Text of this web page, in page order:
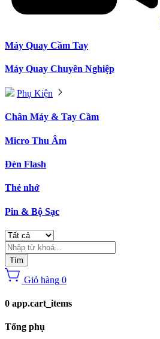
Máy Quay Cầm Tay
Máy Quay Chuyên Nghiệp
Phụ Kiện
Chân Máy & Tay Cầm
Micro Thu Âm
Đèn Flash
Thẻ nhớ
Pin & Bộ Sạc
Tìm
Giỏ hàng 0
0 app.cart_items
Tổng phụ